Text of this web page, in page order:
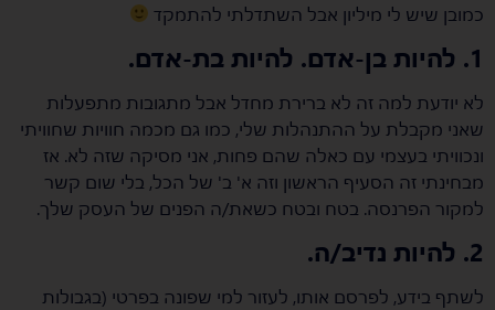
כמובן שיש לי מיליון אבל השתדלתי להתמקד
1. להיות בן-אדם. להיות בת-אדם.
לא יודעת למה זה לא ברירת מחדל אבל מתגובות מתפעלות
שאני מקבלת על ההתנהלות שלי, כמו גם מכמה חוויות שחוויתי
ונכוויתי בעצמי עם כאלה שהם פחות, אני מסיקה שזה לא. אז
מבחינתי זה הסעיף הראשון וזה א' ב' של הכל, בלי שום קשר
למקור הפרנסה. בטח ובטח כשאת/ה הפנים של העסק שלך.
2. להיות נדיב/ה.
לשתף בידע, לפרסם אותו, לעזור למי שפונה בפרטי (בגבולות